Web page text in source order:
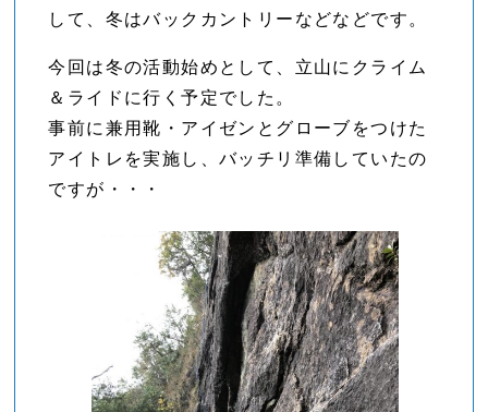
して、冬はバックカントリーなどなどです。
今回は冬の活動始めとして、立山にクライム
＆ライドに行く予定でした。
事前に兼用靴・アイゼンとグローブをつけた
アイトレを実施し、バッチリ準備していたの
ですが・・・